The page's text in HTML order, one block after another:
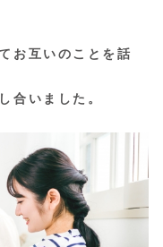
お互いのことを話
合いました。